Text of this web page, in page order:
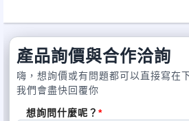
改變您的富貴磁場，達到人脈直通錢脈，
財富金礦燈為財氣滿溢、財源滾滾，福
可幫助您進財速度飛升，讓錢滾錢、財滾
財不漏財，
產品詢價與合作洽詢
嗨，想詢價或有問題都可以直接寫在
我們會盡快回覆你
想詢問什麼呢？